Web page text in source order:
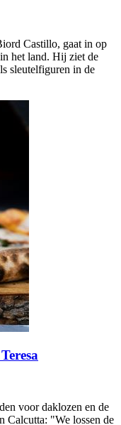
Castillo, gaat in op
het land. Hij ziet de
sleutelfiguren in de
voor daklozen en de
Calcutta: "We lossen de